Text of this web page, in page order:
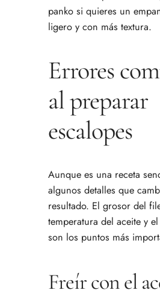
panko si quieres un
ligero y con más textura.
Errores
al preparar
escalopes
Aunque es una receta
algunos detalles que
resultado. El grosor del
temperatura del aceite y
son los puntos más
Freír con el